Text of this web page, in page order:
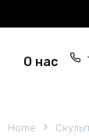
О нас
Home